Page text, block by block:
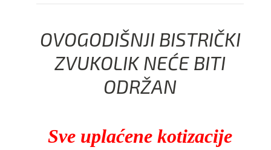
OVOGODIŠNJI BISTRIČKI
ZVUKOLIK NEĆE BITI
ODRŽAN
Sve uplaćene kotizacije